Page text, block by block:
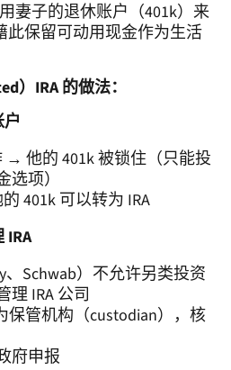
妻子的退休账户（401k）来
此保留可动用现金作为生活
）IRA 的做法：
→ 他的 401k 被锁住（只能投
项）
401k 可以转为 IRA
IRA
、Schwab）不允许另类投资
理 IRA 公司
保管机构（custodian），核
府申报